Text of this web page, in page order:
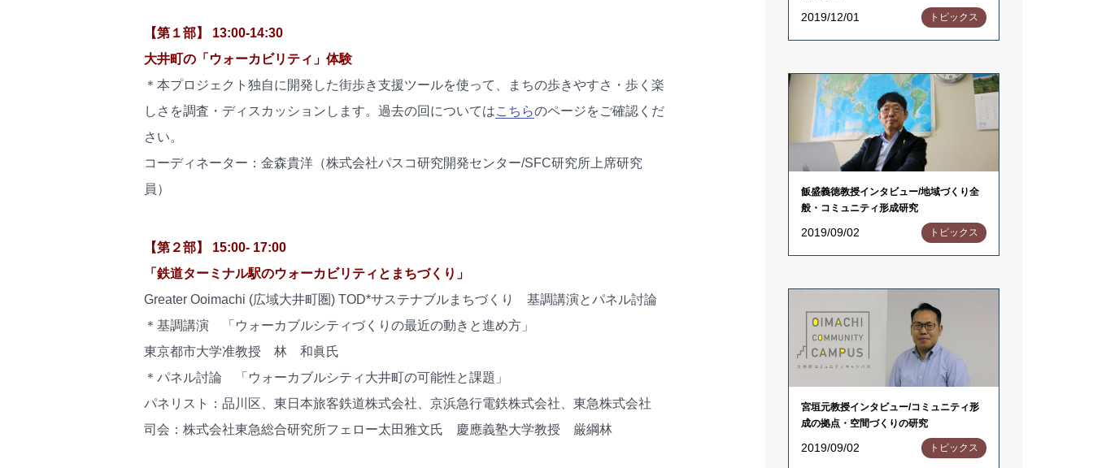
【第１部】 13:00-14:30
大井町の「ウォーカビリティ」体験
＊本プロジェクト独自に開発した街歩き支援ツールを使って、まちの歩きやすさ・歩く楽
しさを調査・ディスカッションします。過去の回についてはこちらのページをご確認くだ
さい。
コーディネーター：金森貴洋（株式会社パスコ研究開発センター/SFC研究所上席研究
員）
【第２部】 15:00- 17:00
「鉄道ターミナル駅のウォーカビリティとまちづくり」
Greater Ooimachi (広域大井町圏) TOD*サステナブルまちづくり 基調講演とパネル討論
＊基調講演 「ウォーカブルシティづくりの最近の動きと進め方」
東京都市大学准教授 林 和眞氏
＊パネル討論 「ウォーカブルシティ大井町の可能性と課題」
パネリスト：品川区、東日本旅客鉄道株式会社、京浜急行電鉄株式会社、東急株式会社
司会：株式会社東急総合研究所フェロー太田雅文氏 慶應義塾大学教授 厳綱林
2019/12/01 トピックス
飯盛義徳教授インタビュー/地域づくり全
般・コミュニティ形成研究
2019/09/02 トピックス
宮垣元教授インタビュー/コミュニティ形
成の拠点・空間づくりの研究
2019/09/02 トピックス